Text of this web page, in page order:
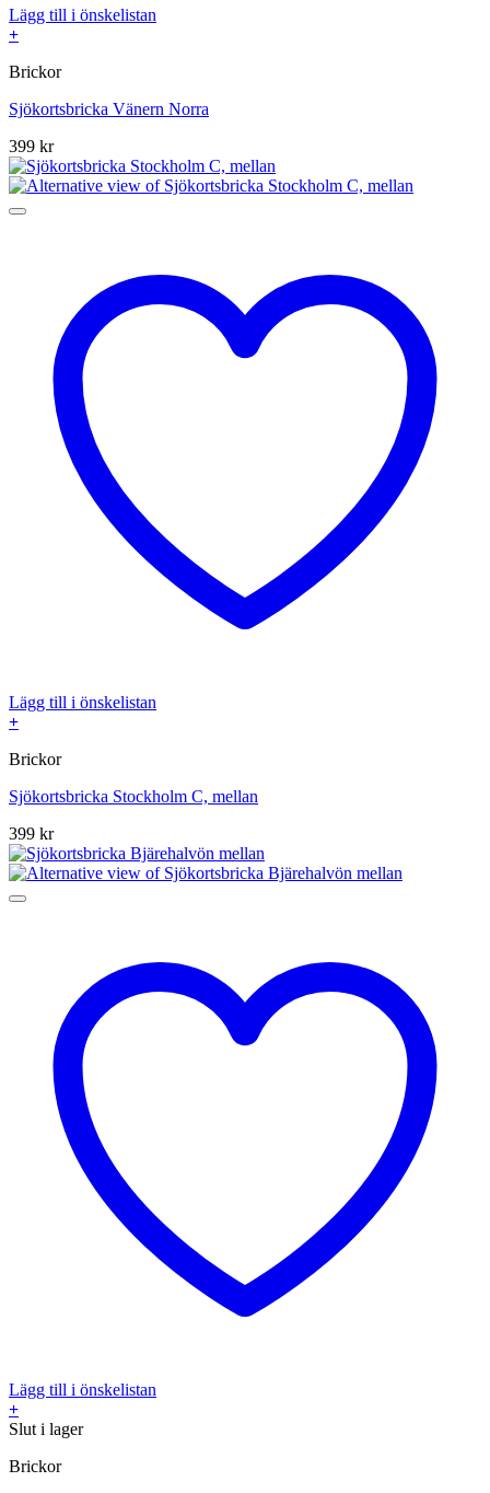
Lägg till i önskelistan
+
Brickor
Sjökortsbricka Vänern Norra
399 kr
Lägg till i önskelistan
+
Brickor
Sjökortsbricka Stockholm C, mellan
399 kr
Lägg till i önskelistan
+
Slut i lager
Brickor